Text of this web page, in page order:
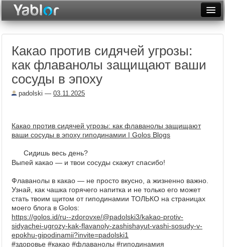
Неделя
Месяц
Фототоп
Какао против сидячей угрозы:
как флаванолы защищают ваши
сосуды в эпоху
padolski — 03.11.2025
Какао против сидячей угрозы: как флаванолы защищают
ваши сосуды в эпоху гиподинамии | Golos Blogs
Сидишь весь день?
Выпей какао — и твои сосуды скажут спасибо!
Флаванолы в какао — не просто вкусно, а жизненно важно.
Узнай, как чашка горячего напитка и не только его может
стать твоим щитом от гиподинамии ТОЛЬКО на страницах
моего блога в Golos:
https://golos.id/ru--zdorovxe/@padolski3/kakao-protiv-
sidyachei-ugrozy-kak-flavanoly-zashishayut-vashi-sosudy-v-
epokhu-gipodinamii?invite=padolski1
#здоровье #какао #флаванолы #гиподинамия